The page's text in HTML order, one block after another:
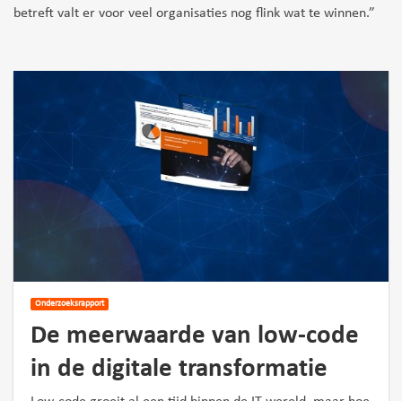
betreft valt er voor veel organisaties nog flink wat te winnen.”
Onderzoeksrapport
De meerwaarde van low-code
in de digitale transformatie